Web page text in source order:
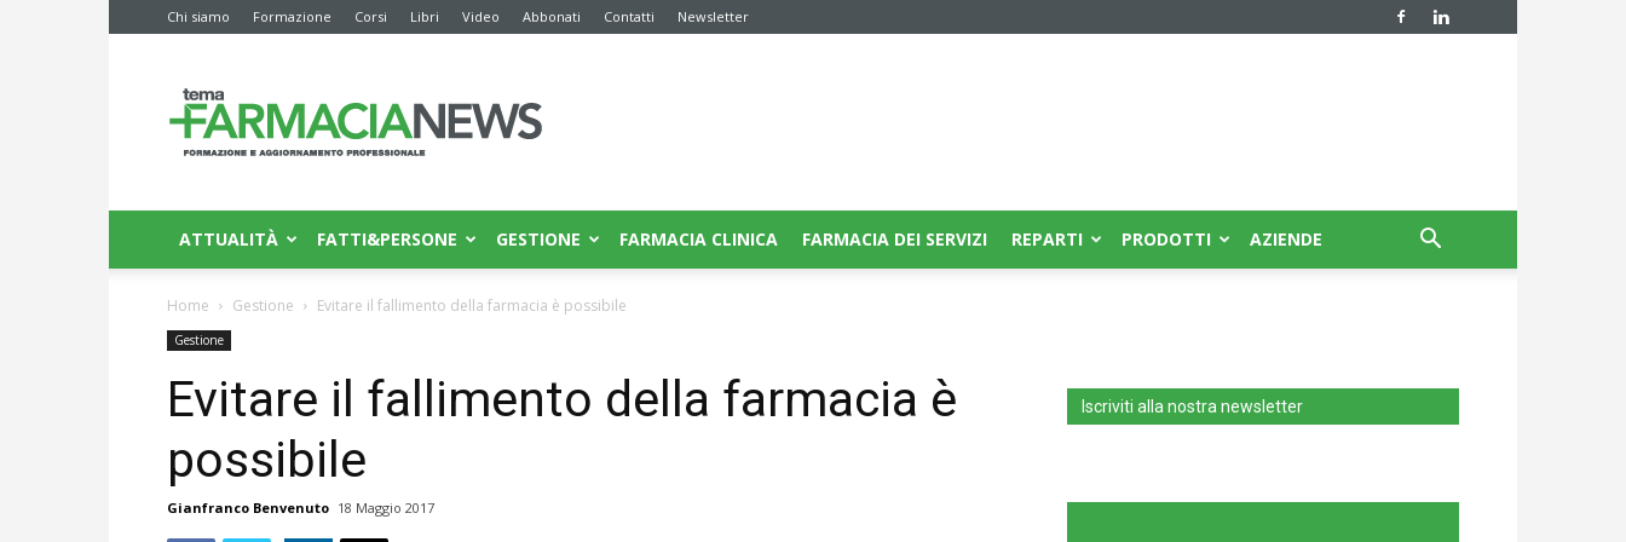
Chi siamo Formazione Corsi Libri Video Abbonati Contatti Newsletter
News
ATTUALITÀ FATTI&PERSONE GESTIONE FARMACIA CLINICA FARMACIA DEI SERVIZI REPARTI PRODOTTI AZIENDE
Home Gestione Evitare il fallimento della farmacia è possibile
Gestione
Evitare il fallimento della farmacia è
possibile
Gianfranco Benvenuto 18 Maggio 2017
Iscriviti alla nostra newsletter